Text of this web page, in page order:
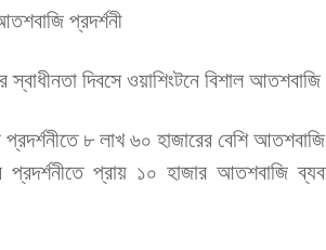
প্রদর্শনী
স্বাধীনতা দিবসে ওয়াশিংটনে বিশাল
প্রদর্শনীতে ৮ লাখ ৬০ হাজারের বেশি
প্রদর্শনীতে প্রায় ১০ হাজার আতশবাজি